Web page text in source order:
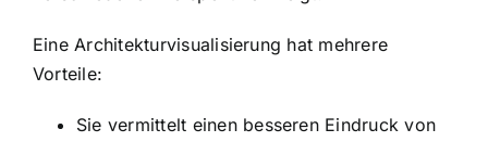
Eine Architekturvisualisierung hat mehrere
Vorteile:
Sie vermittelt einen besseren Eindruck von